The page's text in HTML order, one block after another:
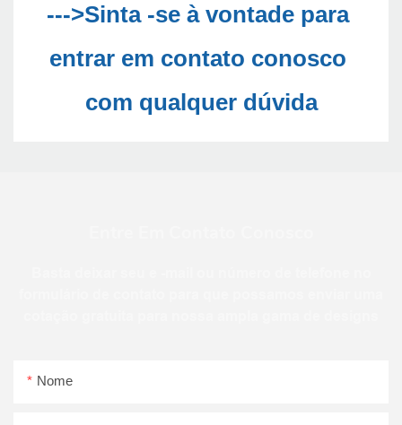
--->Sinta -se à vontade para
entrar em contato conosco
com qualquer dúvida
Nome